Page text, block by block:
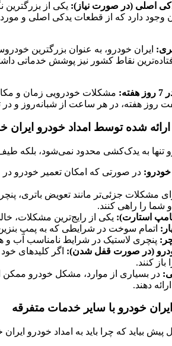
یکی از بزرگترین
وجود دارد که از قطعات یدکی اصلی و
ایران خودرو، به عنوان بزرگترین
نقاط کشور نیز پوشش خدماتی
مشکلات خودرویی زمان و
شده توسط امداد خودرو ایران
تنها به یدک‌کشی محدود نمی‌شود، بلکه
در صورتی که امکان تعمیر خودرو در
مشکلات جزئی‌تر مانند تعویض باتری،
شما را راهی کنند.
استارت): یکی از رایج‌ترین مشکلات،
اتمام سوخت در شرایطی که به پمپ
پنچری لاستیک در شرایط نامناسب آب و
(در صورت قفل شدن): اگر کلیدهای
کنند.
در بسیاری از موارد، مشکل خودرو ممکن
دهند.
خودرو با سایر خدمات متفرقه
پیش بیاید که چرا باید به امداد خودرو